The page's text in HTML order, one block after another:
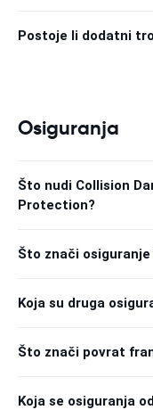
Postoje li dodatni
Osiguranja
Što nudi Collision
Protection?
Što znači
Koja su druga
Što znači povrat
Koja se osiguranja